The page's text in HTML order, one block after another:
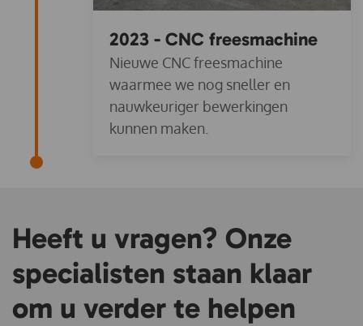
2023 - CNC freesmachine
Nieuwe CNC freesmachine
waarmee we nog sneller en
nauwkeuriger bewerkingen
kunnen maken.
Heeft u vragen? Onze
specialisten staan klaar
om u verder te helpen